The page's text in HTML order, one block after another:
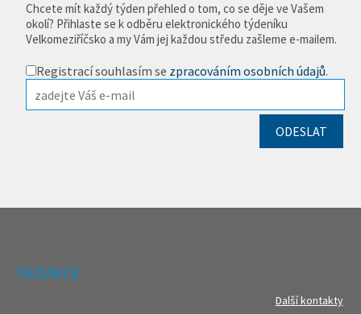
Chcete mít každý týden přehled o tom, co se děje ve Vašem
okolí? Přihlaste se k odběru elektronického týdeníku
Velkomeziříčsko a my Vám jej každou středu zašleme e-mailem.
Registrací souhlasím se zpracováním osobních údajů.
REDAKCE
Další kontakty